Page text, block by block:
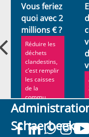
Vous feriez
quoi avec 2
millions € ?
Réduire les
déchets
clandestins,
c’est remplir
les caisses
de la
commu...
Schaerbeek